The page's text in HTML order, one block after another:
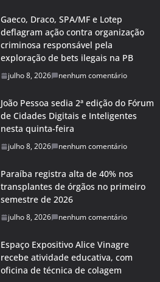
Gaeco, Draco, SPA/MF e Lotep
deflagram ação contra organização
criminosa responsável pela
exploração de bets ilegais na PB
julho 8, 2026 nenhum comentário
João Pessoa sedia 2ª edição do Fórum
de Cidades Digitais e Inteligentes
nesta quinta-feira
julho 8, 2026 nenhum comentário
Paraíba registra alta de 40% nos
transplantes de órgãos no primeiro
semestre de 2026
julho 8, 2026 nenhum comentário
Espaço Expositivo Alice Vinagre
recebe atividade educativa, com
oficina de técnica de colagem